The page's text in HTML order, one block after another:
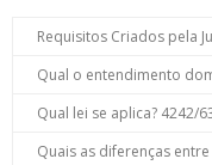
Requisitos Criados pela
Qual o entendimento
Qual lei se aplica? 4242/
Quais as diferenças